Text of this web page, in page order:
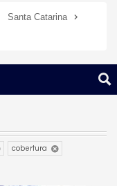
Santa Catarina
cobertura